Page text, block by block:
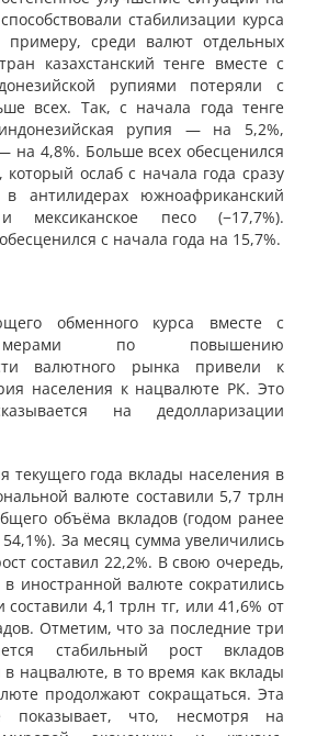
стабилизации курса
среди валют отдельных
казахстанский тенге вместе с
рупиями потеряли с
всех. Так, с начала года тенге
рупия — на 5,2%,
на 4,8%. Больше всех обесценился
который ослаб с начала года сразу
антилидерах южноафриканский
мексиканское песо (−17,7%).
с начала года на 15,7%.
обменного курса вместе с
по повышению
валютного рынка привели к
населения к нацвалюте РК. Это
на дедолларизации
текущего года вклады населения в
валюте составили 5,7 трлн
объёма вкладов (годом ранее
За месяц сумма увеличились
составил 22,2%. В свою очередь,
иностранной валюте сократились
4,1 трлн тг, или 41,6% от
Отметим, что за последние три
стабильный рост вкладов
нацвалюте, в то время как вклады
продолжают сокращаться. Эта
показывает, что, несмотря на